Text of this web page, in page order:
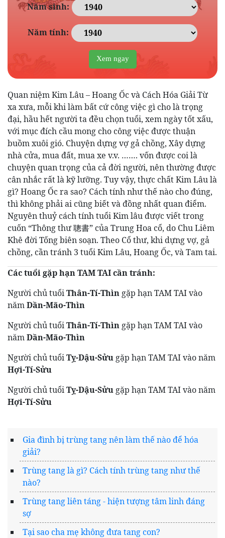
Năm sinh:
Năm tính:
Quan niệm Kim Lâu – Hoang Ốc và Cách Hóa Giải Từ
xa xưa, mỗi khi làm bất cứ công việc gì cho là trọng
đại, hầu hết người ta đều chọn tuổi, xem ngày tốt xấu,
với mục đích cầu mong cho công việc được thuận
buồm xuôi gió. Chuyện dựng vợ gả chồng, Xây dựng
nhà cửa, mua đất, mua xe v.v. ……. vốn được coi là
chuyện quan trọng của cả đời người, nên thường được
cân nhắc rất là kỹ lưỡng. Tuy vậy, thực chất Kim Lâu là
gì? Hoang Ốc ra sao? Cách tính như thế nào cho đúng,
thì không phải ai cũng biết và đồng nhất quan điểm.
Nguyên thuỷ cách tính tuổi Kim lâu được viết trong
cuốn “Thông thư 聰書” của Trung Hoa cổ, do Chu Liêm
Khê đời Tống biên soạn. Theo Cổ thư, khi dựng vợ, gả
chồng, cần tránh 3 tuổi Kim Lâu, Hoang Ốc, và Tam tai.
Các tuổi gặp hạn TAM TAI cần tránh:
Người chủ tuổiThân-Tí-Thìn gặp hạn TAM TAI vào
nămDần-Mão-Thìn
Người chủ tuổiThân-Tí-Thìn gặp hạn TAM TAI vào
nămDần-Mão-Thìn
Người chủ tuổiTỵ-Dậu-Sửu gặp hạn TAM TAI vào năm
Hợi-Tí-Sửu
Người chủ tuổiTỵ-Dậu-Sửu gặp hạn TAM TAI vào năm
Hợi-Tí-Sửu
Gia đình bị trùng tang nên làm thế nào để hóa
giải?
Trùng tang là gì? Cách tính trùng tang như thế
nào?
Trùng tang liên táng - hiện tượng tâm linh đáng
sợ
Tại sao cha mẹ không đưa tang con?